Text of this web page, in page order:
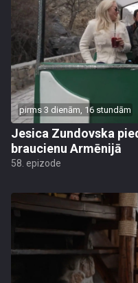
pirms 3 dienām, 16 stundām
Jesica Zundovska
braucienu Armēnijā
58. epizode